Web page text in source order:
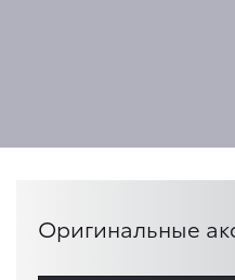
Оригинальные